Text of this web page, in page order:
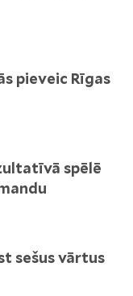
pieveic Rīgas
spēlē
sešus vārtus